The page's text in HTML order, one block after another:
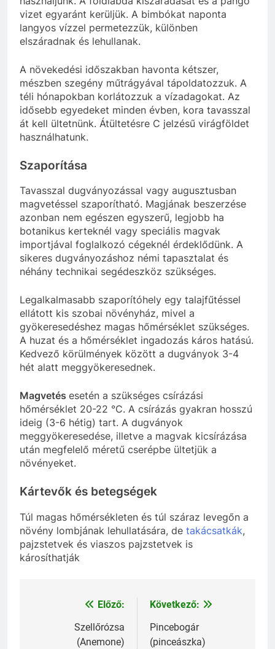
vizet egyaránt kerüljük. A bimbókat naponta
langyos vízzel permetezzük, különben
elszáradnak és lehullanak.
A növekedési időszakban havonta kétszer,
mészben szegény műtrágyával tápoldatozzuk. A
téli hónapokban korlátozzuk a vízadagokat. Az
idősebb egyedeket minden évben, kora tavasszal
át kell ültetnünk. Átültetésre C jelzésű virágföldet
használhatunk.
Szaporítása
Tavasszal dugványozással vagy augusztusban
magvetéssel szaporítható. Magjának beszerzése
azonban nem egészen egyszerű, legjobb ha
botanikus kerteknél vagy speciális magvak
importjával foglalkozó cégeknél érdeklődünk. A
sikeres dugványozáshoz némi tapasztalat és
néhány technikai segédeszköz szükséges.
Legalkalmasabb szaporítóhely egy talajfűtéssel
ellátott kis szobai növényház, mivel a
gyökeresedéshez magas hőmérséklet szükséges.
A huzat és a hőmérséklet ingadozás káros hatású.
Kedvező körülmények között a dugványok 3-4
hét alatt meggyökeresednek.
Magvetés esetén a szükséges csírázási
hőmérséklet 20-22 °C. A csírázás gyakran hosszú
ideig (3-6 hétig) tart. A dugványok
meggyökeresedése, illetve a magvak kicsírázása
után megfelelő méretű cserépbe ültetjük a
növényeket.
Kártevők és betegségek
Túl magas hőmérsékleten és túl száraz levegőn a
növény lombjának lehullatására, de takácsatkák,
pajzstetvek és viaszos pajzstetvek is
károsíthatják
Bejegyzés
navigáció
Előző:
Szellőrózsa
(Anemone)
Következő:
Pincebogár
(pinceászka)